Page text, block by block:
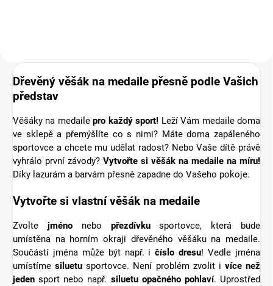
Dřevěný věšák na medaile přesně podle Vašich
představ
Věšáky na medailepro každý sport! Leží Vám medaile doma
ve sklepě a přemýšlíte co s nimi? Máte doma zapáleného
sportovce a chcete mu udělat radost? Nebo Vaše dítě právě
vyhrálo první závody? Vytvořte si věšák na medaile na míru!
Díky lazurám a barvám přesně zapadne do Vašeho pokoje.
Vytvořte si vlastní věšák na medaile
Zvolte jménonebo přezdívkusportovce, která bude
umístěna na horním okraji dřevěného věšáku na medaile.
Součástí jména může být např. ičíslo dresu! Vedle jména
umístímesiluetu sportovce. Není problém zvolit i více než
jeden sport nebo např. siluetu opačného pohlaví. Uprostřed